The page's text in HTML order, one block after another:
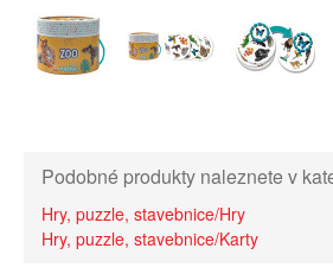
Podobné produkty naleznete v
Hry, puzzle, stavebnice/Hry
Hry, puzzle, stavebnice/Karty